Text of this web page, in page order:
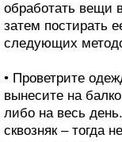
обработать вещи
затем постирать
следующих
• Проветрите
вынесите на
либо на весь
сквозняк – тогда